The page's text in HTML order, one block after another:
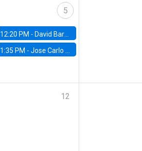
5
12:20 PM - David Bardey, Universidad de los Andes - CEDE
1:35 PM -Jose Carlo Bermudez, UC (ME) & World Bank
12